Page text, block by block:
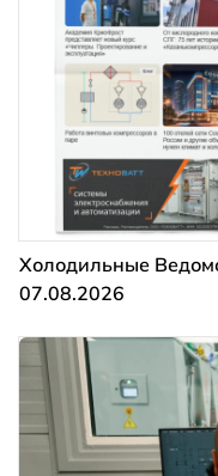
Холодильные
07.08.2026